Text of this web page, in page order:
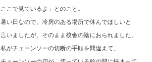
ここで見ているよ」とのこと。
暑い日なので、冷房のある場所で休んでほしいと
言いましたが、そのまま校舎の陰におられました。
私がチェーンソーの切断の手順を間違えて、